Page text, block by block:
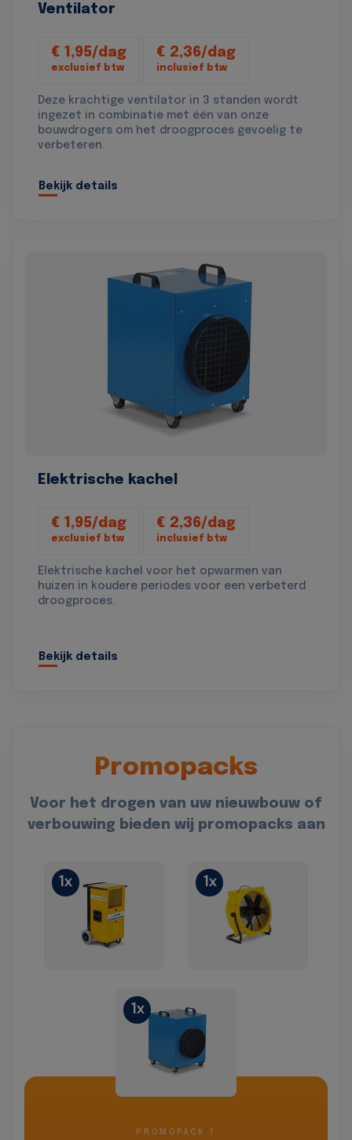
Ventilator
€ 1,95/dag
exclusief btw
€ 2,36/dag
inclusief btw
Deze krachtige ventilator in 3 standen wordt
ingezet in combinatie met één van onze
bouwdrogers om het droogproces gevoelig te
verbeteren.
Bekijk details
Elektrische kachel
€ 1,95/dag
exclusief btw
€ 2,36/dag
inclusief btw
Elektrische kachel voor het opwarmen van
huizen in koudere periodes voor een verbeterd
droogproces.
Bekijk details
Promopacks
Voor het drogen van uw nieuwbouw of
verbouwing bieden wij promopacks aan
1x 1x
1x
PROMOPACK 1